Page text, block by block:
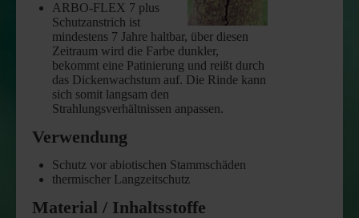
ARBO-FLEX 7 plus
Schutzanstrich ist
mindestens 7 Jahre haltbar, über diesen
Zeitraum wird die Farbe dunkler,
bekommt eine Patinierung und reißt durch
das Dickenwachstum auf. Die Rinde kann
sich somit langsam den
Strahlungsverhältnissen anpassen.
Verwendung
Schutz vor abiotischen Stammschäden
thermischer Langzeitschutz
Material / Inhaltsstoffe